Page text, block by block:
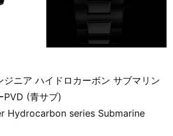
ジニア ハイドロカーボン サブマリン
PVD (青サブ)
Hydrocarbon series Submarine